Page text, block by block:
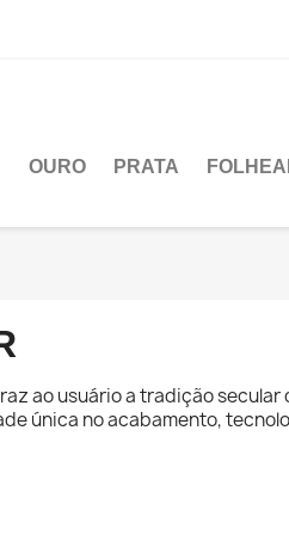
OURO PRATA
ao usuário a tradição
única no acabamento,